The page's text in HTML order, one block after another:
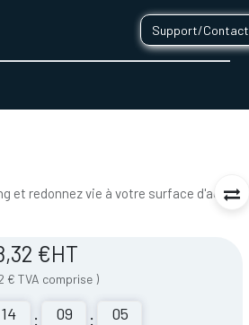
Support/Contact
et redonnez vie à votre surface
€HT
€ TVA comprise )
14 : 09 : 05